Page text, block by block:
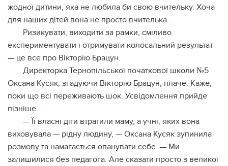
жодної дитини, яка не любила би свою вчительку. Хоча
для наших дітей вона не просто вчителька…
Ризикувати, виходити за рамки, сміливо
експериментувати і отримувати колосальний результат
— це все про Вікторію Брацун.
Директорка Тернопільської початкової школи №5
Оксана Кусяк, згадуючи Вікторію Брацун, плаче. Каже,
поки що всі переживають шок. Усвідомлення прийде
пізніше…
— Її власні діти втратили маму, а учні, яких вона
виховувала — рідну людину, — Оксана Кусяк зупинила
розмову та намагається опанувати себе. — Ми
залишилися без педагога. Але сказати просто з великої